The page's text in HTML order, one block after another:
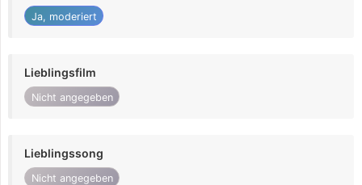
Ja, moderiert
Lieblingsfilm
Nicht angegeben
Lieblingssong
Nicht angegeben